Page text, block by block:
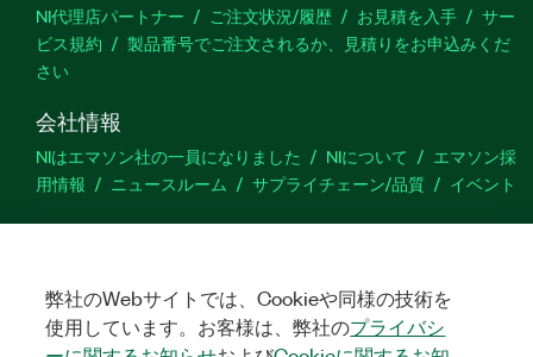
NI代理店パートナー ご注文状況/履歴 お見積を入手
サー
ビス規約
製品番号でご注文されるか、見積りをお申込みくだ
さい
会社情報
NIはエマソン社の一員になりました NIについて
エマソン採
用情報
ニュースルーム サプライチェーン/品質 イベント
サポート
ム
製品のアクティブ化 サポートリクエスト
サイトに関
するご意見
弊社のWebサイトでは、Cookieや同様の技術を
使用しています。お客様は、弊社のプライバシ